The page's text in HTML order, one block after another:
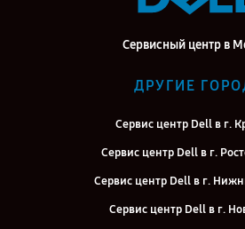
Сервисный центр в
ДРУГИЕ
Сервис центр Dell в г.
Сервис центр Dell в г.
Сервис центр Dell в г.
Сервис центр Dell в г.